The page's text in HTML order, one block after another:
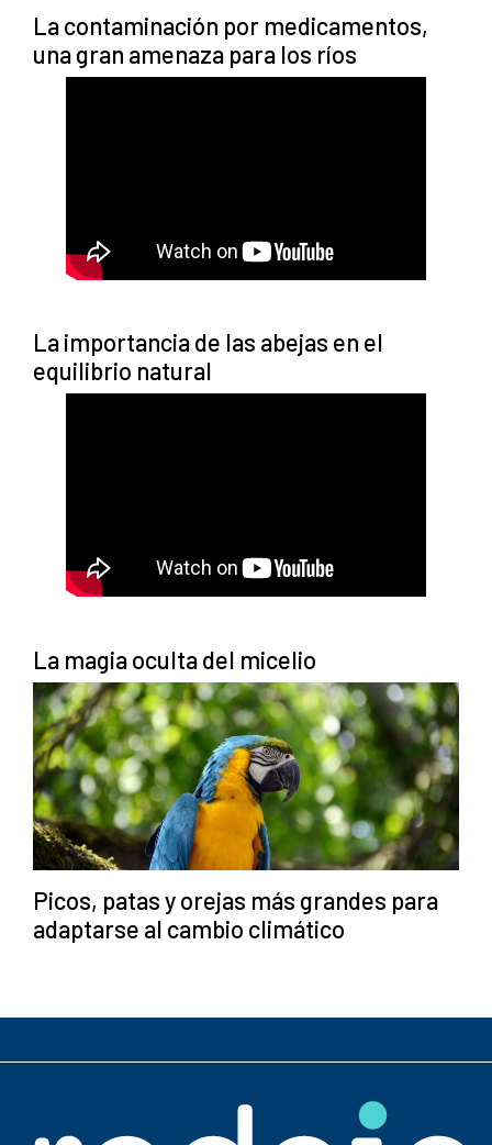
La contaminación por medicamentos,
una gran amenaza para los ríos
La importancia de las abejas en el
equilibrio natural
La magia oculta del micelio
Picos, patas y orejas más grandes para
adaptarse al cambio climático